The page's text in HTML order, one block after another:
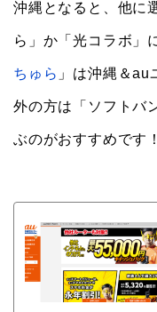
沖縄となると、他に
ら」か「光コラボ」
ちゅら 」は沖縄＆au
外の方は「ソフトバ
ぶのがおすすめです！